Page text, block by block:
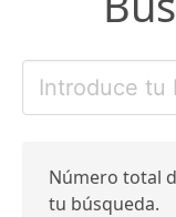
Número total
tu búsqueda.